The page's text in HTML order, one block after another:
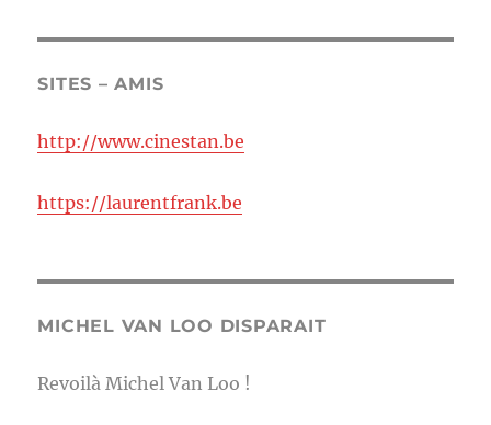
SITES – AMIS
http://www.cinestan.be
https://laurentfrank.be
MICHEL VAN LOO DISPARAIT
Revoilà Michel Van Loo !